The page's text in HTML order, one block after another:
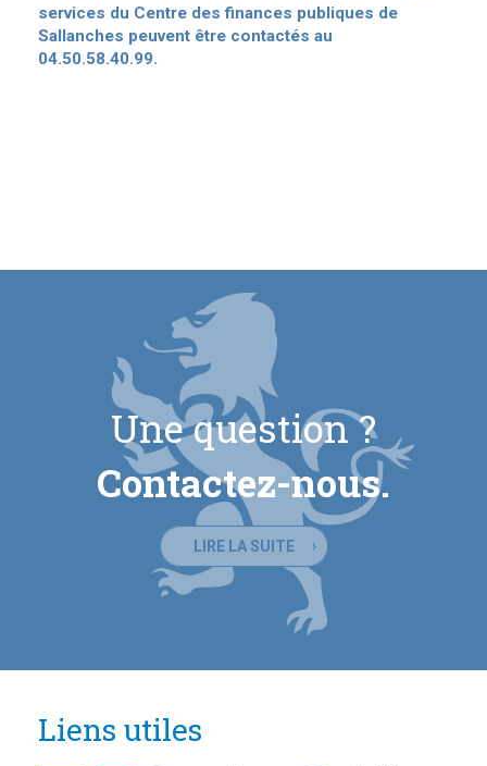
services du Centre des finances publiques de
Sallanches peuvent être contactés au
04.50.58.40.99.
Une question ?
Contactez-nous.
LIRE LA SUITE
Liens utiles